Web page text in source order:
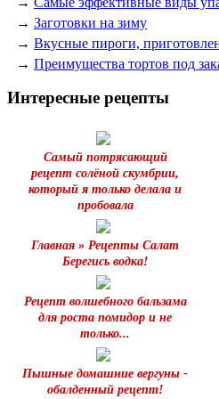
→ Заготовки на зиму
→ Вкусные пироги,
→ Преимущества тортов под
Интересные рецепты
Самый потрясающий
рецепт солёной скумбрии,
который я только делала и
пробовала
Главная » Рецепты Салат
Берегись водка!
Рецепт волшебного бальзама
для роста помидор и не
только...
Пышные домашние вергуны -
обалденный рецепт!